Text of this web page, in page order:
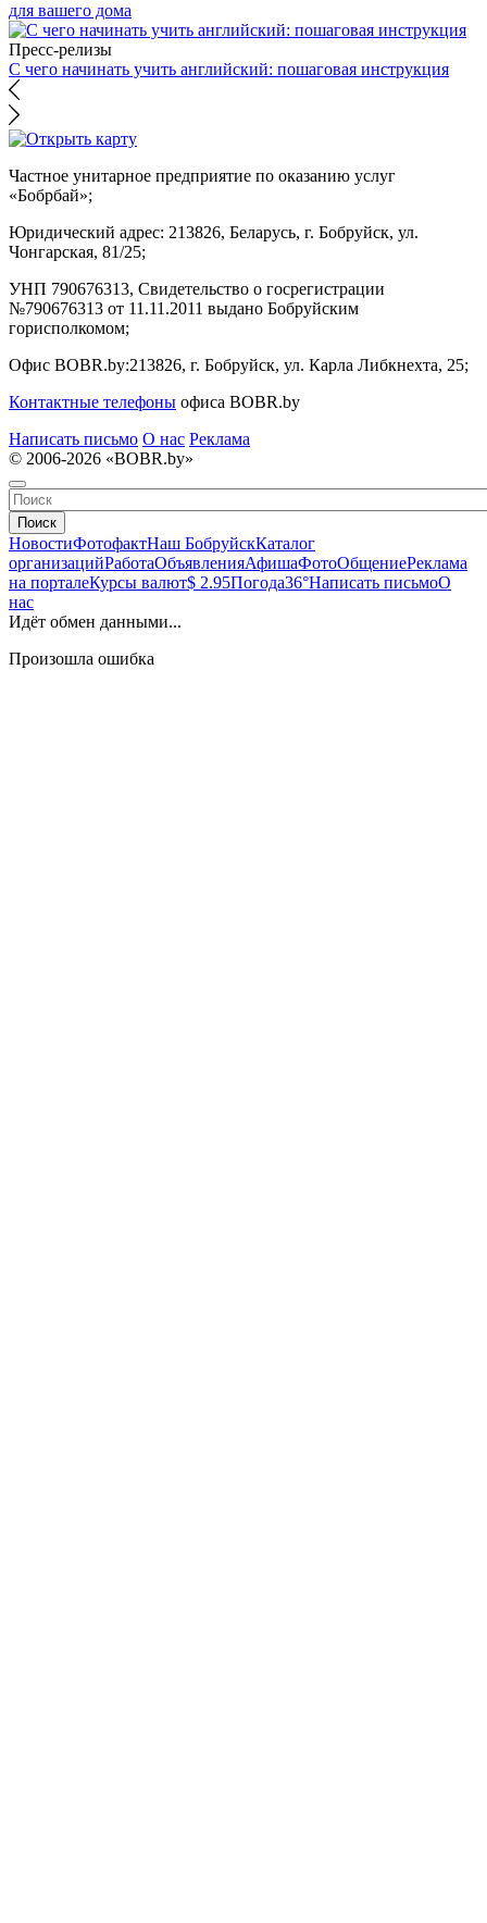
для вашего дома
Пресс-релизы
С чего начинать учить английский: пошаговая инструкция
Частное унитарное предприятие по оказанию услуг
«Бобрбай»;
Юридический адрес: 213826, Беларусь, г. Бобруйск, ул.
Чонгарская, 81/25;
УНП 790676313, Свидетельство о госрегистрации
№790676313 от 11.11.2011 выдано Бобруйским
горисполкомом;
Офис BOBR.by:213826, г. Бобруйск, ул. Карла Либкнехта, 25;
Контактные телефоны офиса BOBR.by
Написать письмо О нас Реклама
© 2006-2026 «BOBR.by»
Поиск
НовостиФотофактНаш БобруйскКаталог
организацийРаботаОбъявленияАфишаФотоОбщениеРеклама
на порталеКурсы валют$ 2.95Погода36°Написать письмоО
нас
Идёт обмен данными...
Произошла ошибка